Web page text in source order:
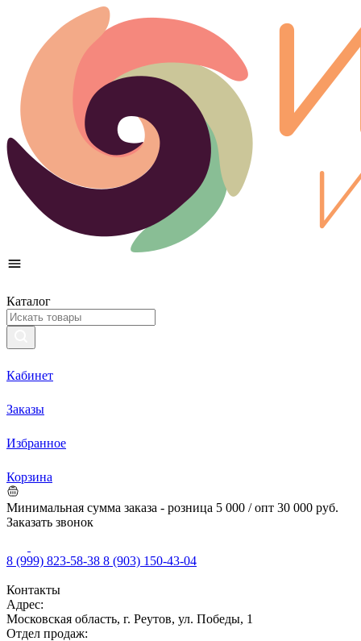
Каталог
Кабинет
Заказы
Избранное
Корзина
Минимальная сумма заказа - розница 5 000 / опт 30 000 руб.
Заказать звонок
8 (999) 823-58-38 8 (903) 150-43-04
Контакты
Адрес:
Московская область, г. Реутов, ул. Победы, 1
Отдел продаж: